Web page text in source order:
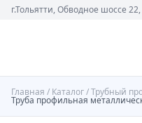
г.Тольятти, Обводное шоссе 22,
Главная / Каталог/Трубный
Труба профильная